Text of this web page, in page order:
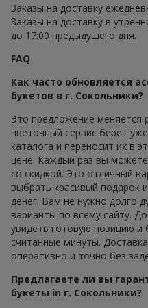
Заказы на доставку
Заказы на доставку в
до 17:00 предыдущего дня.
FAQ
Как часто обновляется
букетов в г. Сокольники?
Это предложение меняется
цветочный сервис берет
каталога и переносит их в
цене. Каждый раз вы
со скидкой. Это отличный
выбрать красивый подарок
денег. Вам не нужно долго
варианты по всему сайту.
увидеть готовую позицию и
считанные минуты.
оперативно и точно без
Предлагаете ли вы
букеты in г. Сокольники?